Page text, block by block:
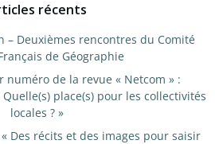
récents
– Deuxièmes rencontres du Comité
de Géographie
numéro de la revue « Netcom » :
place(s) pour les collectivités
locales ? »
Des récits et des images pour saisir